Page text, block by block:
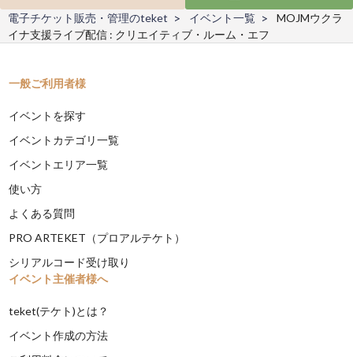
電子チケット販売・管理のteket イベント一覧
MOJMウクラ
イナ支援ライブ配信 : クリエイティブ・ルーム・エフ
一般ご利用者様
イベントを探す
イベントカテゴリ一覧
イベントエリア一覧
使い方
よくある質問
PRO ARTEKET（プロアルテケト）
シリアルコード受け取り
イベント主催者様へ
teket(テケト)とは？
イベント作成の方法